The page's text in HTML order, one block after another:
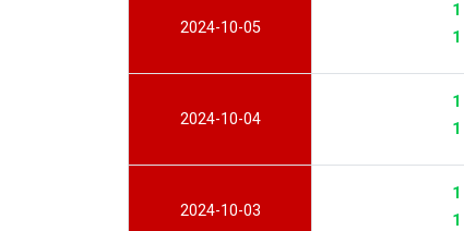
2024-10-05
1
1
2024-10-04
1
1
2024-10-03
1
1